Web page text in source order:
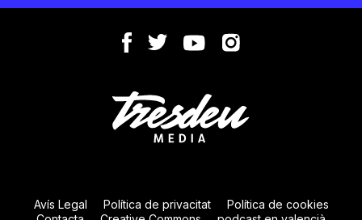
Avís Legal Política de privacitat
Política de cookies